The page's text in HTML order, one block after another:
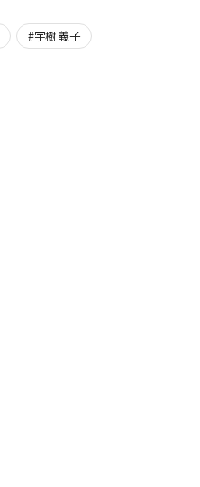
宇樹 義子